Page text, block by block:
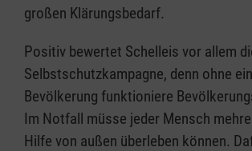
großen Klärungsbedarf.
Positiv bewertet Schelleis vor allem
Selbstschutzkampagne, denn ohne
Bevölkerung funktioniere
Im Notfall müsse jeder Mensch
Hilfe von außen überleben können.